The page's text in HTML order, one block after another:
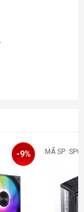
-9% MÃ SP: